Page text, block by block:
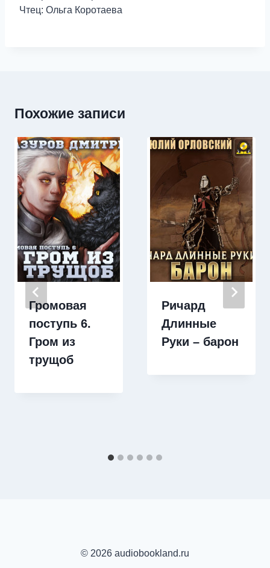
Чтец: Ольга Коротаева
Похожие записи
Громовая
поступь 6.
Гром из
трущоб
Ричард
Длинные
Руки – барон
© 2026 audiobookland.ru